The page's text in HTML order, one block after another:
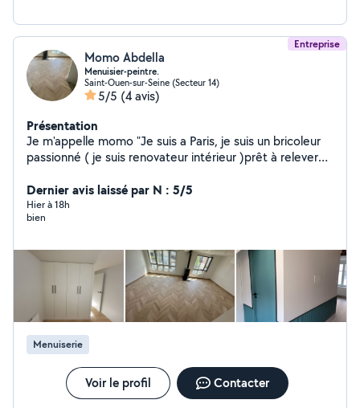
Entreprise
Momo Abdella
Menuisier-peintre.
Saint-Ouen-sur-Seine (Secteur 14)
5/5 (4 avis)
Présentation
Je m'appelle momo "Je suis a Paris, je suis un bricoleur
passionné ( je suis renovateur intérieur )prêt à relever
nstallations , je suis à votre service avec sérieux et
efficacité. Faites-moi confiance pour transformer vos
idées en réalité et résoudre vos petits problèmes avec
Dernier avis laissé par N : 5/5
Hier à 18h
bien
Menuiserie
Voir le profil Contacter